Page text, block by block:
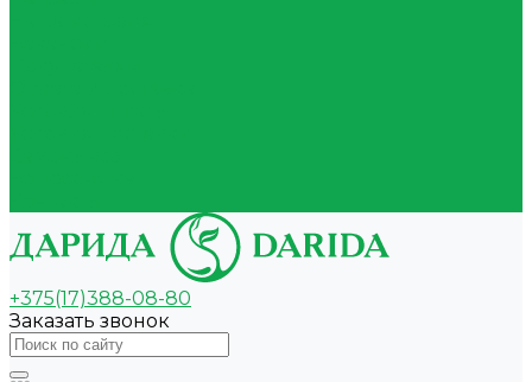
+375(17)388-08-80
Заказать звонок